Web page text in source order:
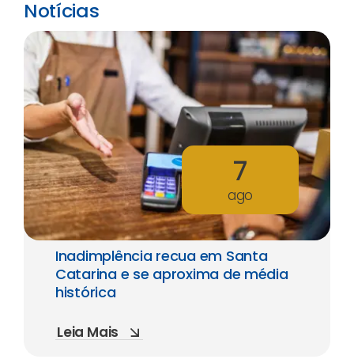
Notícias
7
ago
Inadimplência recua em Santa
Catarina e se aproxima de média
histórica
Leia Mais